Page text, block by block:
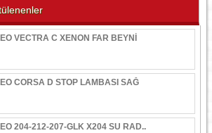
VECTRA C XENON FAR BEYNİ
CORSA D STOP LAMBASI SAĞ
204-212-207-GLK X204 SU RAD..